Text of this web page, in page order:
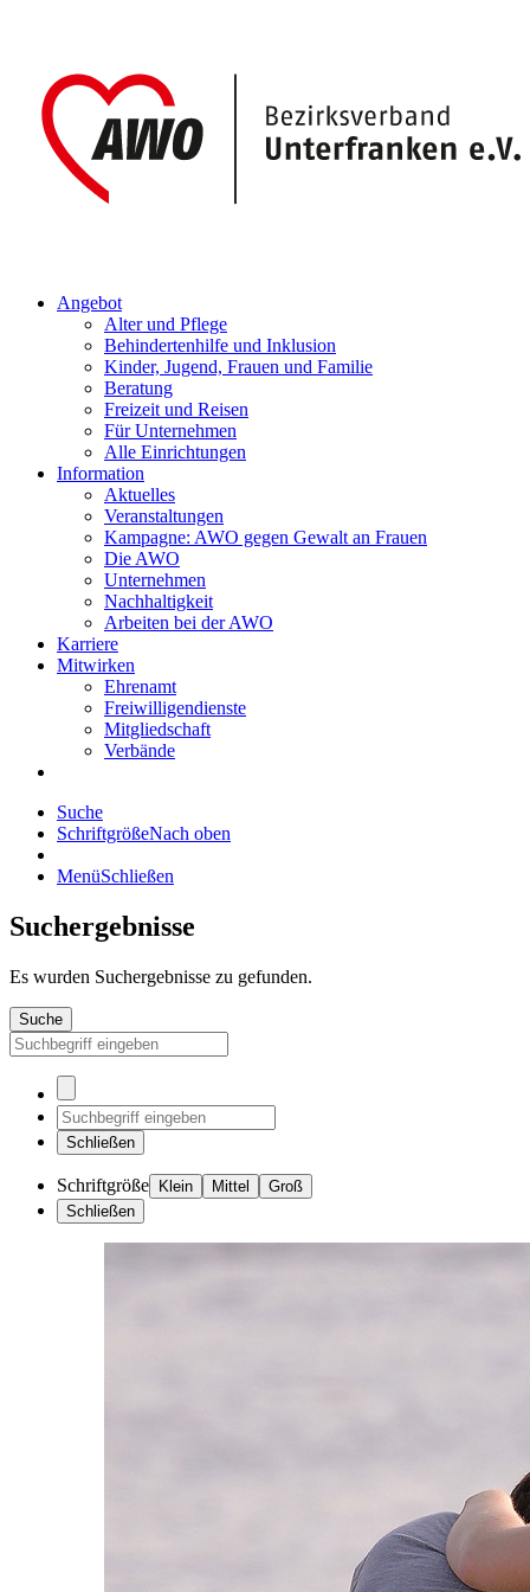
Angebot
Alter und Pflege
Behindertenhilfe und Inklusion
Kinder, Jugend, Frauen und Familie
Beratung
Freizeit und Reisen
Für Unternehmen
Alle Einrichtungen
Information
Aktuelles
Veranstaltungen
Kampagne: AWO gegen Gewalt an Frauen
Die AWO
Unternehmen
Nachhaltigkeit
Arbeiten bei der AWO
Karriere
Mitwirken
Ehrenamt
Freiwilligendienste
Mitgliedschaft
Verbände
Suche
SchriftgrößeNach oben
MenüSchließen
Suchergebnisse
Es wurden Suchergebnisse zu gefunden.
Suche
Schließen
Schriftgröße Klein Mittel
Groß
Schließen